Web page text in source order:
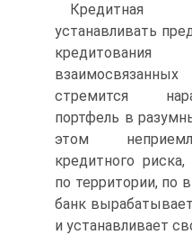
Кредитная
устанавливать
стремится
портфель в
этом
кредитного
по территории, по
банк
и устанавливает